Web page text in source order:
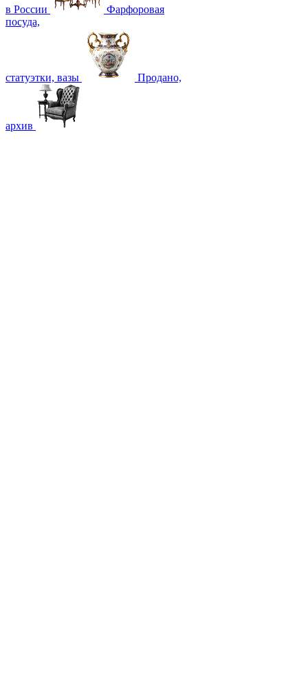
в России
Фарфоровая
посуда,
статуэтки, вазы Продано,
архив